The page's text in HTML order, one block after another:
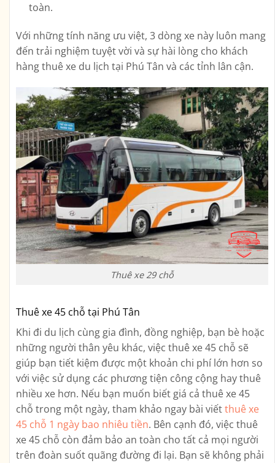
toàn.
Với những tính năng ưu việt, 3 dòng xe này luôn mang
đến trải nghiệm tuyệt vời và sự hài lòng cho khách
hàng thuê xe du lịch tại Phú Tân và các tỉnh lân cận.
Thuê xe 29 chỗ
Thuê xe 45 chỗ tại Phú Tân
Khi đi du lịch cùng gia đình, đồng nghiệp, bạn bè hoặc
những người thân yêu khác, việc thuê xe 45 chỗ sẽ
giúp bạn tiết kiệm được một khoản chi phí lớn hơn so
với việc sử dụng các phương tiện công cộng hay thuê
nhiều xe hơn. Nếu bạn muốn biết giá cả thuê xe 45
chỗ trong một ngày, tham khảo ngay bài viếtthuê xe
45 chỗ 1 ngày bao nhiêu tiền. Bên cạnh đó, việc thuê
xe 45 chỗ còn đảm bảo an toàn cho tất cả mọi người
trên đoàn suốt quãng đường đi lại. Bạn sẽ không phải